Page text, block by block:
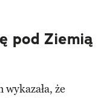
pod Ziemią
że